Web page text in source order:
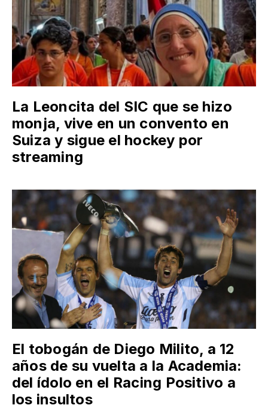
La Leoncita del SIC que se hizo
monja, vive en un convento en
Suiza y sigue el hockey por
streaming
El tobogán de Diego Milito, a 12
años de su vuelta a la Academia:
del ídolo en el Racing Positivo a
los insultos